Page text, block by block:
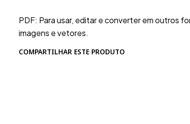
PDF: Para usar, editar e converter em outros
imagens e vetores.
COMPARTILHAR ESTE PRODUTO